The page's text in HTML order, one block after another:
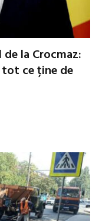
la Crocmaz:
tot ce ține de